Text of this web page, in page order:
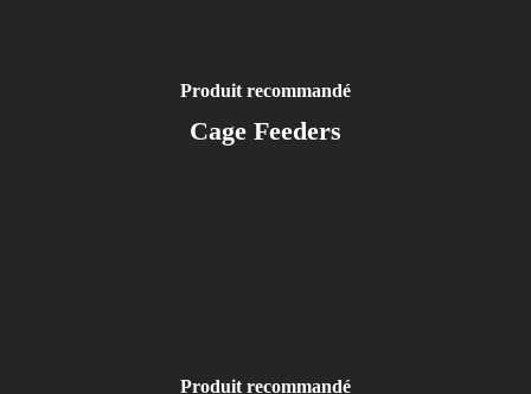
Produit recommandé
Cage Feeders
Produit recommandé